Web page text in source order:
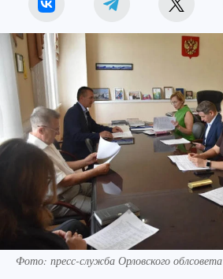
Фото: пресс-служба Орловского облсовета